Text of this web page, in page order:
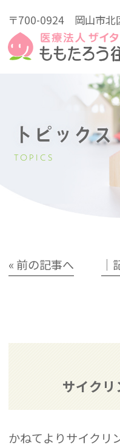
〒700-0924 岡山市北
トピックス
TOPICS
« 前の記事へ │
サイク
かねてよりサイクリ